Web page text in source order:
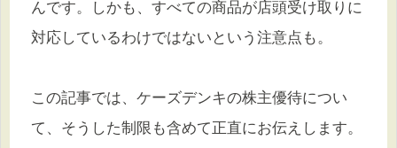
んです。しかも、すべての商品が店頭受け取りに
対応しているわけではないという注意点も。
この記事では、ケーズデンキの株主優待につい
て、そうした制限も含めて正直にお伝えします。